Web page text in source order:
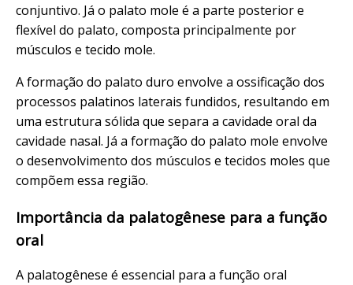
conjuntivo. Já o palato mole é a parte posterior e
flexível do palato, composta principalmente por
músculos e tecido mole.
A formação do palato duro envolve a ossificação dos
processos palatinos laterais fundidos, resultando em
uma estrutura sólida que separa a cavidade oral da
cavidade nasal. Já a formação do palato mole envolve
o desenvolvimento dos músculos e tecidos moles que
compõem essa região.
Importância da palatogênese para a função
oral
A palatogênese é essencial para a função oral